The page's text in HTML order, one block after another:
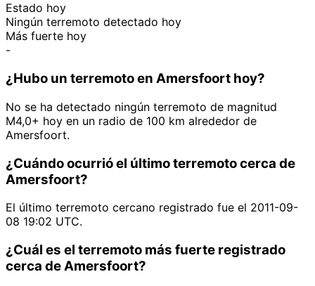
Estado hoy
Ningún terremoto detectado hoy
Más fuerte hoy
-
¿Hubo un terremoto en Amersfoort hoy?
No se ha detectado ningún terremoto de magnitud
M4,0+ hoy en un radio de 100 km alrededor de
Amersfoort.
¿Cuándo ocurrió el último terremoto cerca de
Amersfoort?
El último terremoto cercano registrado fue el 2011-09-
08 19:02 UTC.
¿Cuál es el terremoto más fuerte registrado
cerca de Amersfoort?